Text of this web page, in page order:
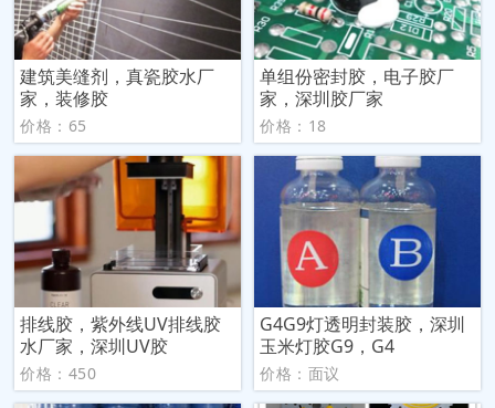
建筑美缝剂，真瓷胶水厂
家，装修胶
价格：65
单组份密封胶，电子胶厂
家，深圳胶厂家
价格：18
排线胶，紫外线UV排线胶
水厂家，深圳UV胶
价格：450
G4G9灯透明封装胶，深圳
玉米灯胶G9，G4
价格：面议